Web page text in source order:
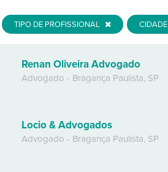
TIPO DE PROFISSIONAL CIDADE
Renan Oliveira Advogado
Advogado - Bragança Paulista, SP
Locio & Advogados
Advogado - Bragança Paulista, SP